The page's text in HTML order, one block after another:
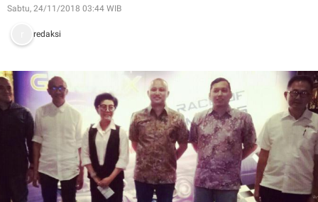
Sabtu, 24/11/2018 03:44 WIB
redaksi